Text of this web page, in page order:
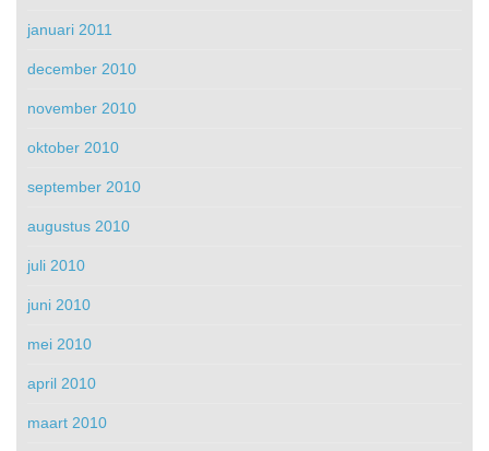
januari 2011
december 2010
november 2010
oktober 2010
september 2010
augustus 2010
juli 2010
juni 2010
mei 2010
april 2010
maart 2010